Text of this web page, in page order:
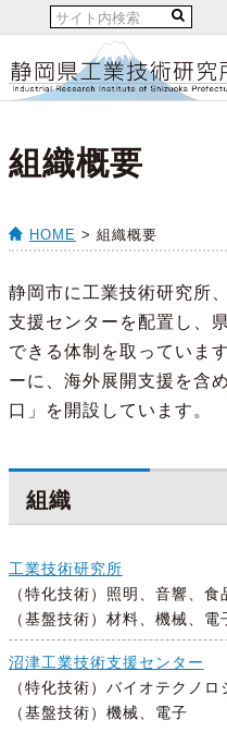
組織概要
HOME > 組織概要
静岡市に工業技術研究所
支援センターを配置し、
できる体制を取っていま
ーに、海外展開支援を含
口」を開設しています。
組織
工業技術研究所
（特化技術）照明、音響、
（基盤技術）材料、機械、電
沼津工業技術支援センター
（特化技術）バイオテクノロ
（基盤技術）機械、電子